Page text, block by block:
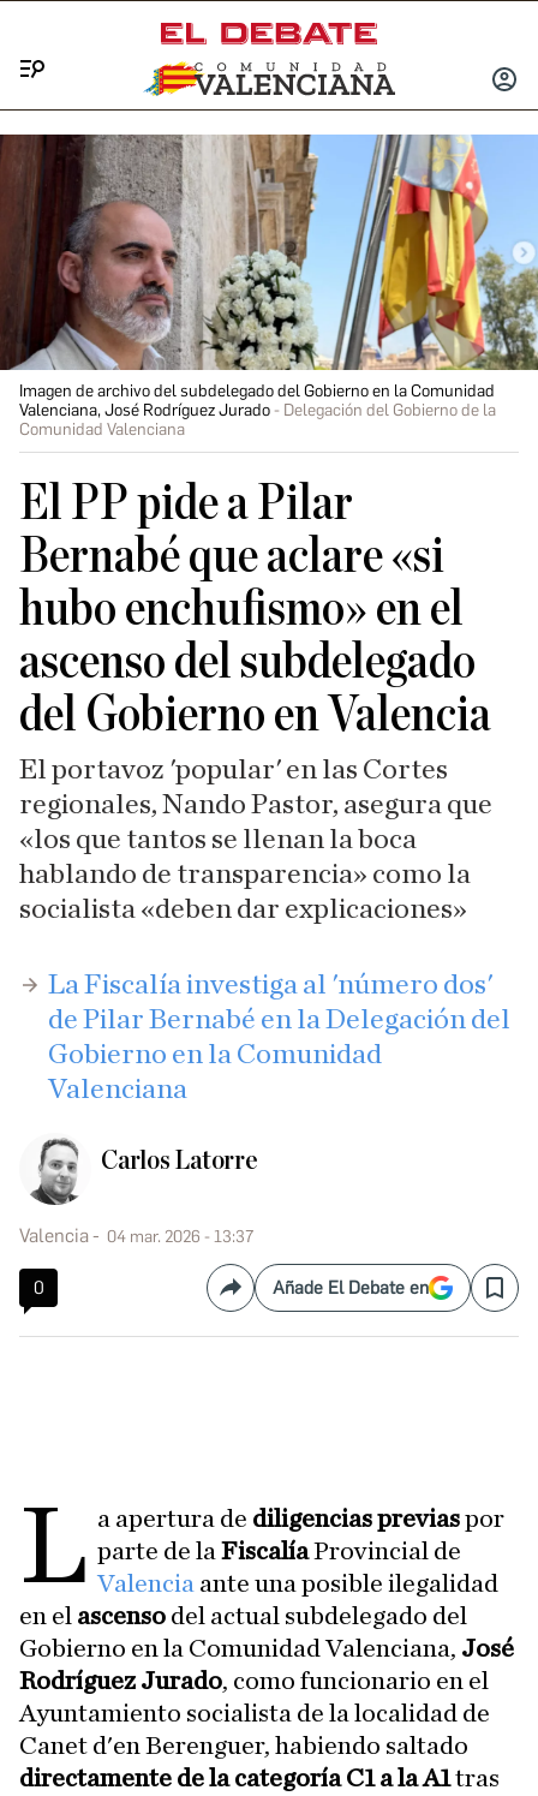
INICIAR
Imagen de archivo del subdelegado del Gobierno en la Comunidad
Valenciana, José Rodríguez Jurado
Delegación del Gobierno de la
Comunidad Valenciana
El PP pide a Pilar
Bernabé que aclare «si
hubo enchufismo» en el
ascenso del subdelegado
del Gobierno en Valencia
El portavoz 'popular' en las Cortes
regionales, Nando Pastor, asegura que
«los que tantos se llenan la boca
hablando de transparencia» como la
socialista «deben dar explicaciones»
La Fiscalía investiga al 'número dos'
de Pilar Bernabé en la Delegación del
Gobierno en la Comunidad
Valenciana​
Carlos Latorre
Valencia 04 mar. 2026 - 13:37
0 CompartirAñade El Debate en Save
L a apertura de diligencias previaspor
parte de laFiscalíaProvincial de
Valencia ante una posible ilegalidad
en el ascenso del actual subdelegado del
Gobierno en la Comunidad Valenciana, José
Rodríguez Jurado, como funcionario en el
Ayuntamiento socialista de la localidad de
Canet d'en Berenguer, habiendo saltado
directamente de la categoría C1 a la A1tras